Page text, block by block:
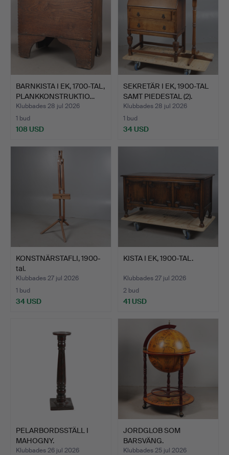
BARNKISTA I EK, 1700-TAL,
PLANKKONSTRUKTIO…
Klubbades 28 jul 2026
1 bud
108 USD
SEKRETÄR I EK, 1900-TAL
SAMT PIEDESTAL (2).
Klubbades 28 jul 2026
1 bud
34 USD
KONSTNÄRSTAFLI, 1900-
tal.
Klubbades 27 jul 2026
1 bud
34 USD
KISTA I EK, 1900-TAL.
Klubbades 27 jul 2026
2 bud
41 USD
PELARBORDSSTÄLL I
MAHOGNY.
Klubbades 26 jul 2026
JORDGLOB SOM
BARSVÄNG.
Klubbades 25 jul 2026